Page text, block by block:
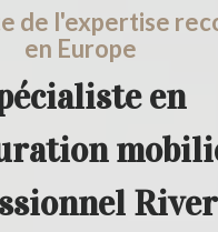
de l'expertise
en Europe
en